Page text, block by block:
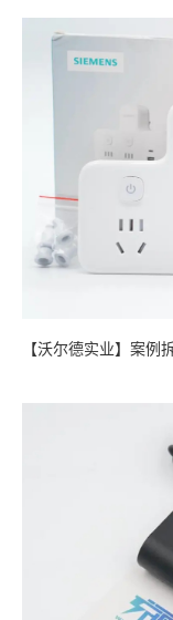
【沃尔德实业】案例